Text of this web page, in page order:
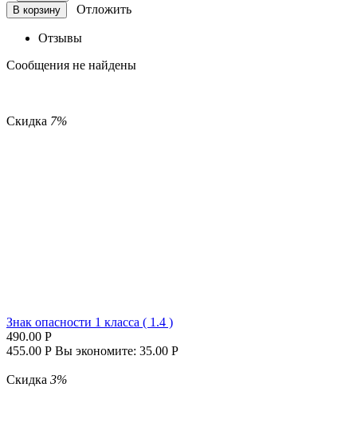
В корзину Отложить
Отзывы
Сообщения не найдены
Скидка 7%
Знак опасности 1 класса ( 1.4 )
490.00 Р
455.00 Р Вы экономите: 35.00 Р
Скидка 3%